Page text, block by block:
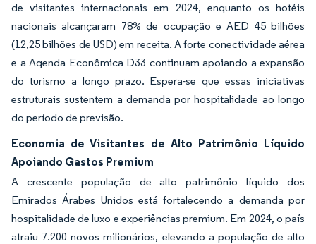
de visitantes internacionais em 2024, enquanto os hotéis
nacionais alcançaram 78% de ocupação e AED 45 bilhões
(12,25 bilhões de USD) em receita. A forte conectividade aérea
e a Agenda Econômica D33 continuam apoiando a expansão
do turismo a longo prazo. Espera-se que essas iniciativas
estruturais sustentem a demanda por hospitalidade ao longo
do período de previsão.
Economia de Visitantes de Alto Patrimônio Líquido
Apoiando Gastos Premium
A crescente população de alto patrimônio líquido dos
Emirados Árabes Unidos está fortalecendo a demanda por
hospitalidade de luxo e experiências premium. Em 2024, o país
atraiu 7.200 novos milionários, elevando a população de alto